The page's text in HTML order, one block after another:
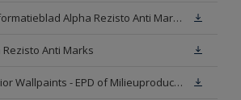
Technisch Informatieblad Alpha Rezisto Anti Marks (PDF)
Anti Marks
Sikkens Interior Wallpaints - EPD of Milieuproductverklaring